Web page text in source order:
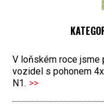
V loňském roce jsme
vozidel s pohonem
N1. >>